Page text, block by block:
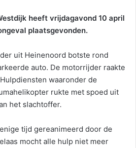
heeft vrijdagavond 10 april
plaatsgevonden.
uit Heinenoord botste rond
auto. De motorrijder raakte
waaronder de
rukte met spoed uit
het slachtoffer.
tijd gereanimeerd door de
mocht alle hulp niet meer